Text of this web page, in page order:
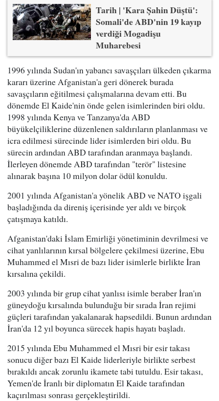
Tarih | 'Kara Şahin Düştü':
Somali'de ABD'nin 19 kayıp
verdiği Mogadişu
Muharebesi
1996 yılında Sudan'ın yabancı savaşçıları ülkeden çıkarma
kararı üzerine Afganistan'a geri dönerek burada
savaşçıların eğitilmesi çalışmalarına devam etti. Bu
dönemde El Kaide'nin önde gelen isimlerinden biri oldu.
1998 yılında Kenya ve Tanzanya'da ABD
büyükelçiliklerine düzenlenen saldırıların planlanması ve
icra edilmesi sürecinde lider isimlerden biri oldu. Bu
sürecin ardından ABD tarafından aranmaya başlandı.
İlerleyen dönemde ABD tarafından "terör" listesine
alınarak başına 10 milyon dolar ödül konuldu.
2001 yılında Afganistan'a yönelik ABD ve NATO işgali
başladığında da direniş içerisinde yer aldı ve birçok
çatışmaya katıldı.
Afganistan'daki İslam Emirliği yönetiminin devrilmesi ve
cihat yanlılarının kırsal bölgelere çekilmesi üzerine, Ebu
Muhammed el Mısri de bazı lider isimlerle birlikte İran
kırsalına çekildi.
2003 yılında bir grup cihat yanlısı isimle beraber İran'ın
güneydoğu kırsalında bulunduğu bir sırada İran rejimi
güçleri tarafından yakalanarak hapsedildi. Bunun ardından
İran'da 12 yıl boyunca sürecek hapis hayatı başladı.
2015 yılında Ebu Muhammed el Mısri bir esir takası
sonucu diğer bazı El Kaide liderleriyle birlikte serbest
bırakıldı ancak zorunlu ikamete tabi tutuldu. Esir takası,
Yemen'de İranlı bir diplomatın El Kaide tarafından
kaçırılması sonrası gerçekleştirildi.